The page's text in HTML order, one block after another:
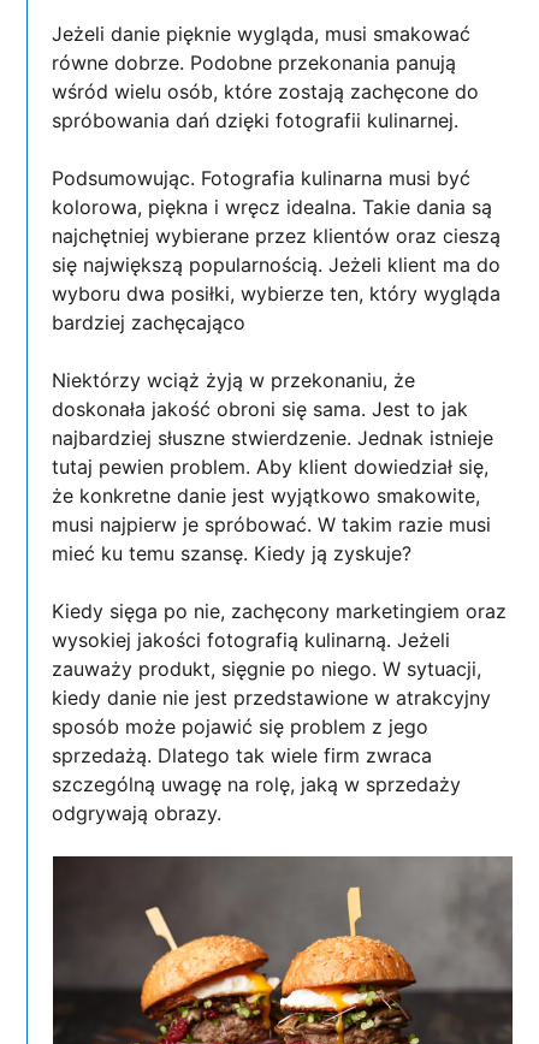
Jeżeli danie pięknie wygląda, musi smakować
równe dobrze. Podobne przekonania panują
wśród wielu osób, które zostają zachęcone do
spróbowania dań dzięki fotografii kulinarnej.
Podsumowując. Fotografia kulinarna musi być
kolorowa, piękna i wręcz idealna. Takie dania są
najchętniej wybierane przez klientów oraz cieszą
się największą popularnością. Jeżeli klient ma do
wyboru dwa posiłki, wybierze ten, który wygląda
bardziej zachęcająco
Niektórzy wciąż żyją w przekonaniu, że
doskonała jakość obroni się sama. Jest to jak
najbardziej słuszne stwierdzenie. Jednak istnieje
tutaj pewien problem. Aby klient dowiedział się,
że konkretne danie jest wyjątkowo smakowite,
musi najpierw je spróbować. W takim razie musi
mieć ku temu szansę. Kiedy ją zyskuje?
Kiedy sięga po nie, zachęcony marketingiem oraz
wysokiej jakości fotografią kulinarną. Jeżeli
zauważy produkt, sięgnie po niego. W sytuacji,
kiedy danie nie jest przedstawione w atrakcyjny
sposób może pojawić się problem z jego
sprzedażą. Dlatego tak wiele firm zwraca
szczególną uwagę na rolę, jaką w sprzedaży
odgrywają obrazy.